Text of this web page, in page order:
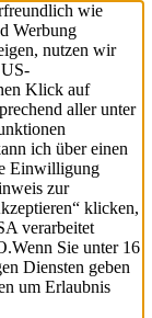
wie
Werbung
nutzen wir
Klick auf
aller unter
ich über einen
Einwilligung
zur
klicken,
verarbeitet
Wenn Sie unter 16
Diensten geben
um Erlaubnis